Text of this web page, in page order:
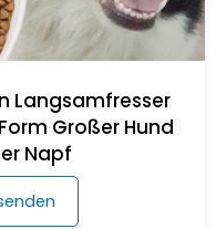
Langsamfresser
Großer Hund
Napf